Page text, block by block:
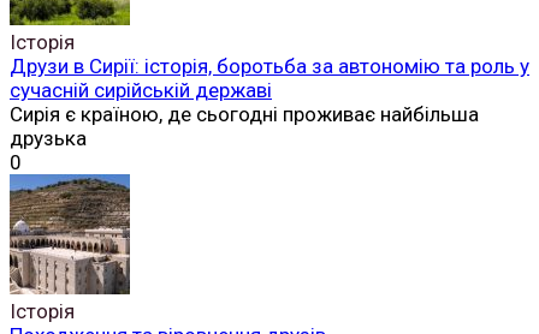
Історія
Друзи в Сирії: історія, боротьба за автономію та роль у
сучасній сирійській державі
Сирія є країною, де сьогодні проживає найбільша
друзька
0
Історія